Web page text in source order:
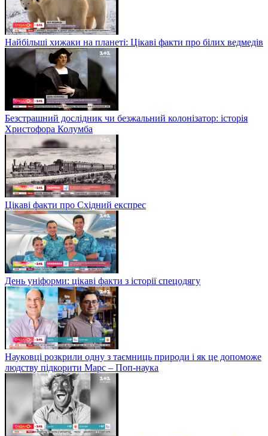
Найбільші хижаки на планеті: Цікаві факти про білих ведмедів
Безстрашний дослідник чи безжальний колонізатор: історія
Христофора Колумба
Цікаві факти про Східний експрес
День уніформи: цікаві факти з історії спецодягу
Науковці розкрили одну з таємниць природи і як це допоможе
людству підкорити Марс – Поп-наука